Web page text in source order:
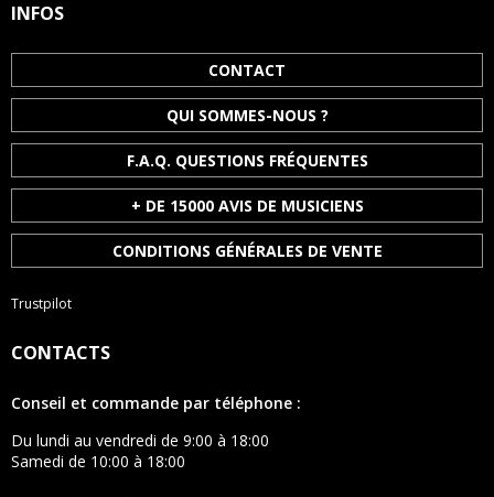
CONTACTS
Conseil et commande par téléphone :
Du lundi au vendredi de 9:00 à 18:00
Samedi de 10:00 à 18:00
INFOS
CONTACT
QUI SOMMES-NOUS ?
F.A.Q. QUESTIONS FRÉQUENTES
+ DE 15000 AVIS DE MUSICIENS
CONDITIONS GÉNÉRALES DE VENTE
Trustpilot